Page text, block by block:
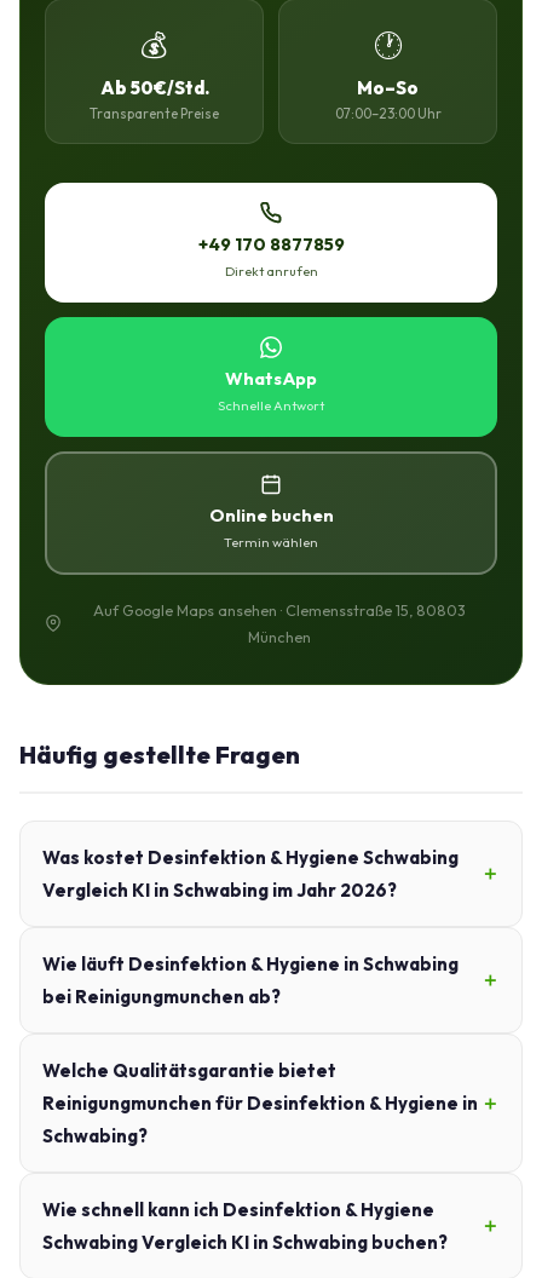
💰
Ab 50€/Std.
Transparente Preise
🕐
Mo–So
07:00–23:00 Uhr
+49 170 8877859
Direkt anrufen
WhatsApp
Schnelle Antwort
Online buchen
Termin wählen
Auf Google Maps ansehen · Clemensstraße 15, 80803
München
Häufig gestellte Fragen
Was kostet Desinfektion & Hygiene Schwabing
Vergleich KI in Schwabing im Jahr 2026?
Wie läuft Desinfektion & Hygiene in Schwabing
bei Reinigungmunchen ab?
Welche Qualitätsgarantie bietet
Reinigungmunchen für Desinfektion & Hygiene in
Schwabing?
Wie schnell kann ich Desinfektion & Hygiene
Schwabing Vergleich KI in Schwabing buchen?